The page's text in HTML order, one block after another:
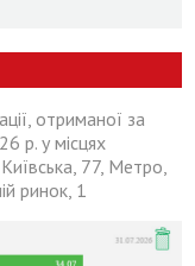
отриманої за
р. у місцях
77, Метро,
ринок, 1